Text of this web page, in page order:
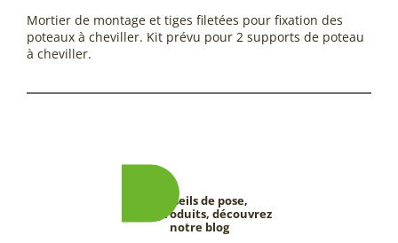
Mortier de montage et tiges filetées pour fixation des
poteaux à cheviller. Kit prévu pour 2 supports de poteau
à cheviller.
Conseils de pose,
tests produits, découvrez
notre blog